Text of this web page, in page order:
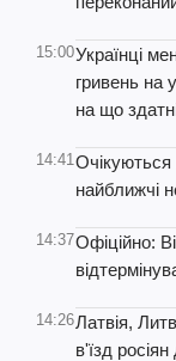
15:00Українці
гривень на
на що
14:41Очікуються
найближчі
14:37Офіційно:
14:26Латвія,
в'їзд